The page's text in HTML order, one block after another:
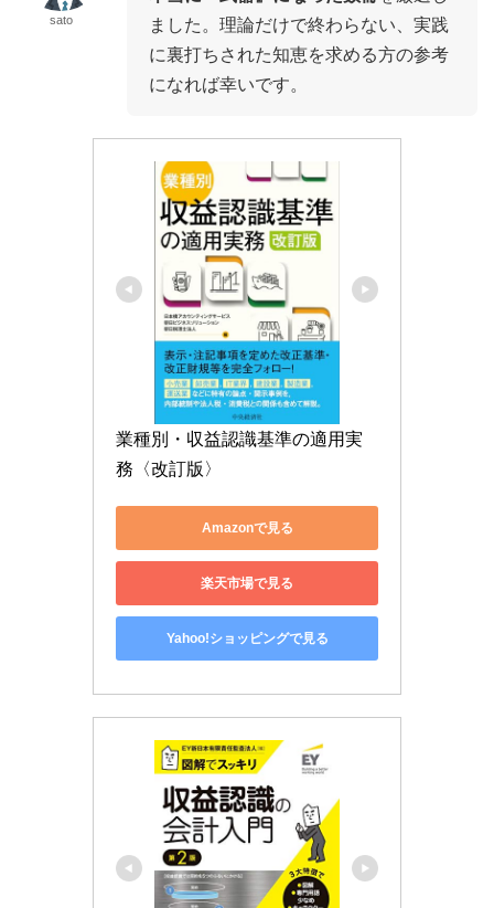
sato
ました。理論だけで終わらない、実践
に裏打ちされた知恵を求める方の参考
になれば幸いです。
業種別・収益認識基準の適用実
務〈改訂版〉
Amazonで見る
楽天市場で見る
Yahoo!ショッピングで見る